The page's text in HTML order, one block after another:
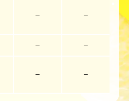
ー ー
ー ー
ー ー